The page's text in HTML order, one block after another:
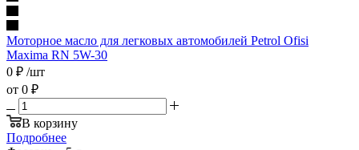
Моторное масло для легковых автомобилей Petrol Ofisi
Maxima RN 5W-30
0 ₽ /шт
от 0 ₽
В корзину
Подробнее